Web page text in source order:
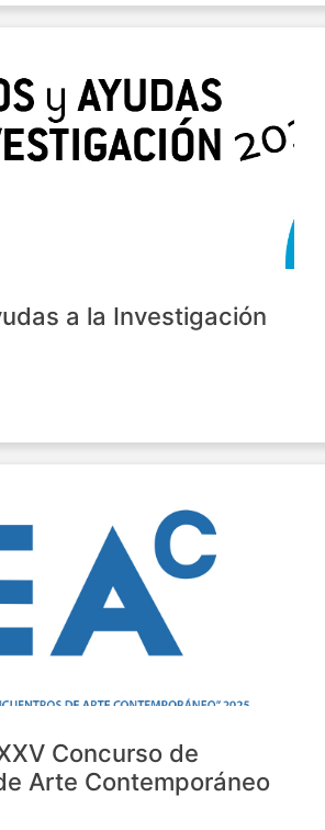
a la Investigación
Concurso de
Arte Contemporáneo